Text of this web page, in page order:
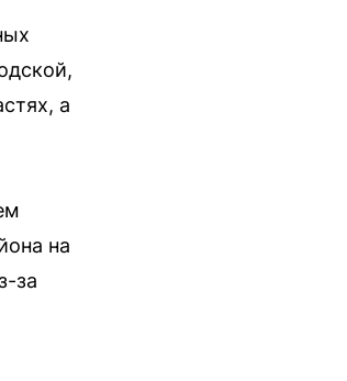
а
на
за